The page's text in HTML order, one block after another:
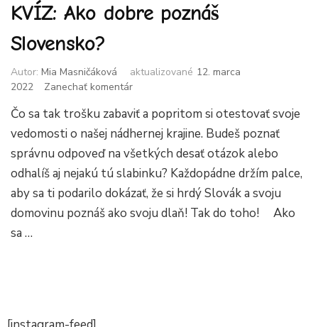
KVÍZ: Ako dobre poznáš
Slovensko?
Autor: Mia Masničáková aktualizované 12. marca
2022
Zanechať komentárk
KVÍZ:
Ako
dobre
poznáš
Slovensko?
Čo sa tak trošku zabaviť a popritom si otestovať svoje
vedomosti o našej nádhernej krajine. Budeš poznať
správnu odpoveď na všetkých desať otázok alebo
odhalíš aj nejakú tú slabinku? Každopádne držím palce,
aby sa ti podarilo dokázať, že si hrdý Slovák a svoju
domovinu poznáš ako svoju dlaň! Tak do toho! Ako
sa …